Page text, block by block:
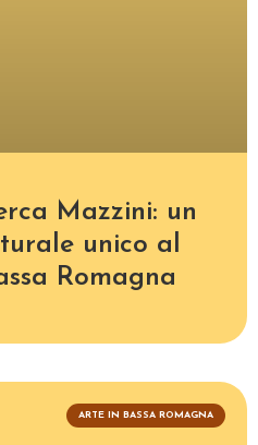
Mazzini: un
unico al
Romagna
ARTE IN BASSA ROMAGNA